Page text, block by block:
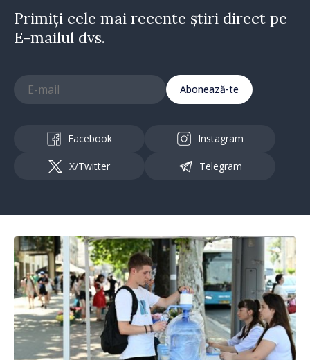
Primiți cele mai recente știri direct pe
E-mailul dvs.
Abonează-te
Facebook Instagram
X/Twitter Telegram